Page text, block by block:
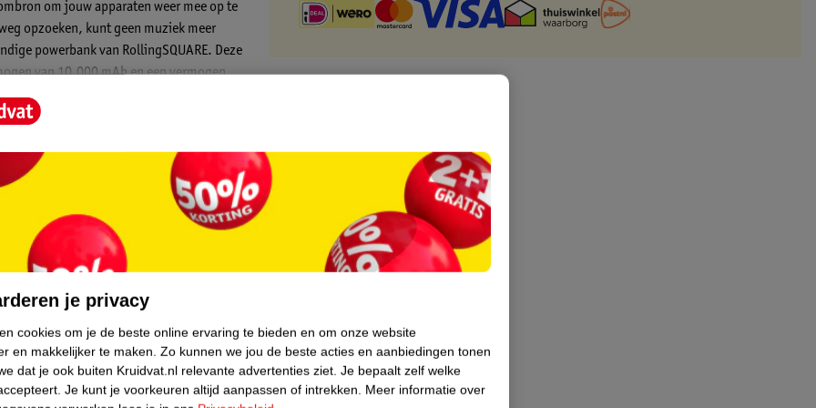
om jouw apparaten weer mee op te
opzoeken, kunt geen muziek meer
powerbank van RollingSQUARE. Deze
van 10.000 mAh en een vermogen
waarmee jij tot twee apparaten
meer te maken met een lege batterij en
wanneer je niet in de gelegenheid bent
ideale uitkomst. Dankzij de twee USB-
elektronische apparaten weer
je privacy
cookies om je de beste online ervaring te bieden en om onze website
en makkelijker te maken. Zo kunnen we jou de beste acties en aanbiedingen tonen
dat je ook buiten Kruidvat.nl relevante advertenties ziet. Je bepaalt zelf welke
Je kunt je voorkeuren altijd aanpassen of intrekken. Meer informatie over